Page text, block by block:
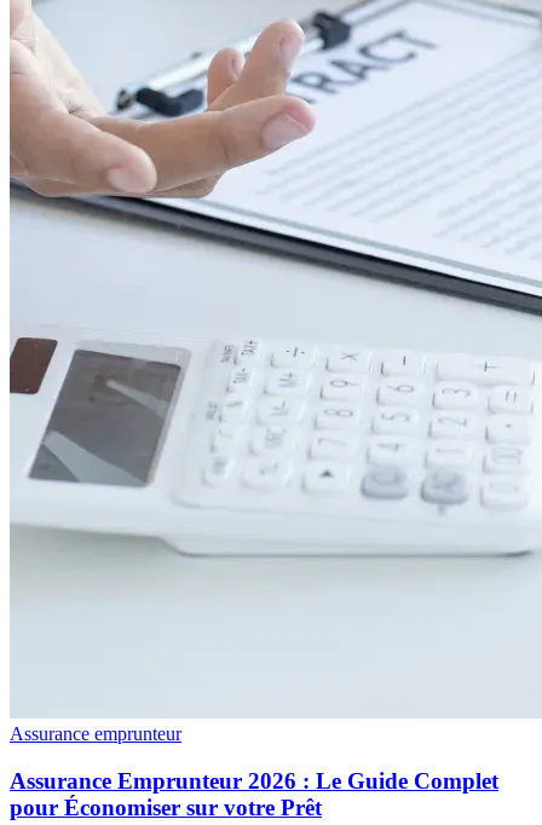
Assurance emprunteur
Assurance Emprunteur 2026 : Le Guide Complet
pour Économiser sur votre Prêt